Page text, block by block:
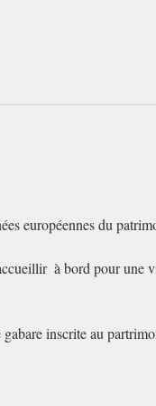
européennes du
à bord pour une
inscrite au